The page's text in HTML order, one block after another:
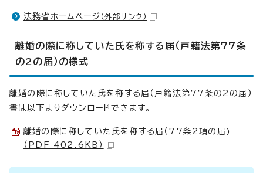
法務省ホームページ （外部リンク）
離婚の際に称していた氏を称する届（戸籍法第77条
の2の届）の様式
離婚の際に称していた氏を称する届（戸籍法第77条の2の届）
書は以下よりダウンロードできます。
離婚の際に称していた氏を称する届（77条2項の届)
（PDF 402.6KB）